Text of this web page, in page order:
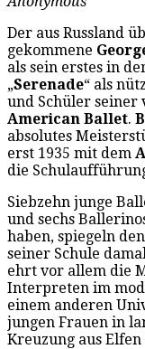
Der aus Russland
gekommene
als sein erstes in
„Serenade“ als
und Schüler seiner
American Ballet.
absolutes
erst 1935 mit dem
die
Siebzehn junge
und sechs
haben, spiegeln
seiner Schule
ehrt vor allem die
Interpreten im
einem anderen
jungen Frauen in
Kreuzung aus